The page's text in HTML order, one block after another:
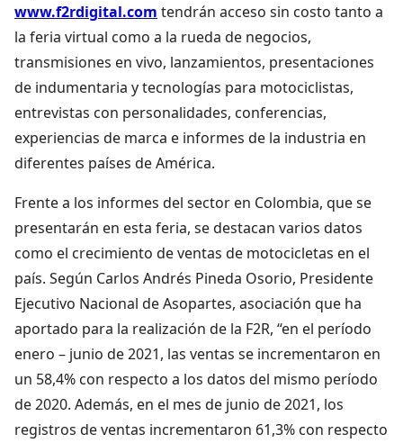
www.f2rdigital.com tendrán acceso sin costo tanto a
la feria virtual como a la rueda de negocios,
transmisiones en vivo, lanzamientos, presentaciones
de indumentaria y tecnologías para motociclistas,
entrevistas con personalidades, conferencias,
experiencias de marca e informes de la industria en
diferentes países de América.
Frente a los informes del sector en Colombia, que se
presentarán en esta feria, se destacan varios datos
como el crecimiento de ventas de motocicletas en el
país. Según Carlos Andrés Pineda Osorio, Presidente
Ejecutivo Nacional de Asopartes, asociación que ha
aportado para la realización de la F2R, “en el período
enero – junio de 2021, las ventas se incrementaron en
un 58,4% con respecto a los datos del mismo período
de 2020. Además, en el mes de junio de 2021, los
registros de ventas incrementaron 61,3% con respecto